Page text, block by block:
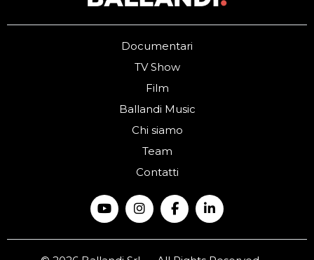
Documentari
TV Show
Film
Ballandi Music
Chi siamo
Team
Contatti